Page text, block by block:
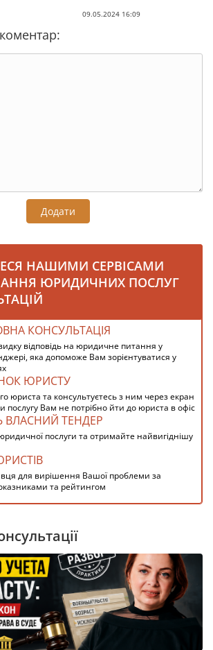
09.05.2024 16:09
Додати
НАШИМИ СЕРВІСАМИ
ЮРИДИЧНИХ ПОСЛУГ
КОНСУЛЬТАЦІЯ
відповідь на юридичне питання у
яка допоможе Вам зорієнтуватися у
ЮРИСТУ
юриста та консультуєтесь з ним через екран
послугу Вам не потрібно йти до юриста в офіс
ВЛАСНИЙ ТЕНДЕР
послуги та отримайте найвигіднішу
для вирішення Вашої проблеми за
та рейтингом